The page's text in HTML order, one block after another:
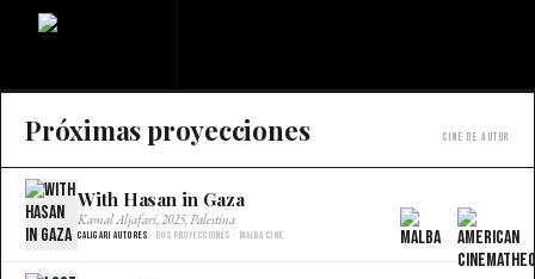
Próximas proyecciones Cine de autor
With Hasan in Gaza
Kamal Aljafari, 2025, Palestina
Caligari Autores · Dos proyecciones · Malba Cine
×